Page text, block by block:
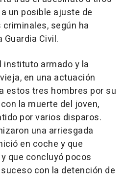
un posible ajuste de
según ha
Civil.
instituto armado y la
en una actuación
estos tres hombres por su
la muerte del joven,
por varios disparos.
una arriesgada
en coche y que
que concluyó pocos
con la detención de